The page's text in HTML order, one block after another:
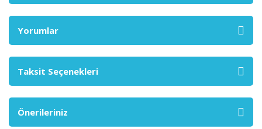
Yorumlar
Taksit Seçenekleri
Önerileriniz